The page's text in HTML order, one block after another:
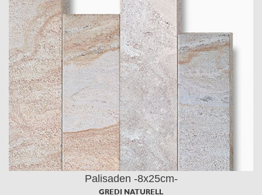
Palisaden -8x25cm-
GREDI NATURELL